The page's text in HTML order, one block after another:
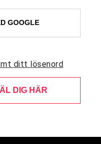
GOOGLE
ditt lösenord
DIG HÄR